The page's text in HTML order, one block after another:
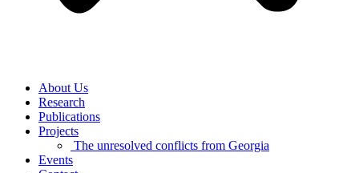
About Us
Research
Publications
Projects
The unresolved conflicts from Georgia
Events